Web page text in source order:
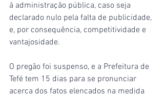
à administração pública, caso seja
declarado nulo pela falta de publicidade,
e, por consequência, competitividade e
vantajosidade.
O pregão foi suspenso, e a Prefeitura de
Tefé tem 15 dias para se pronunciar
acerca dos fatos elencados na medida